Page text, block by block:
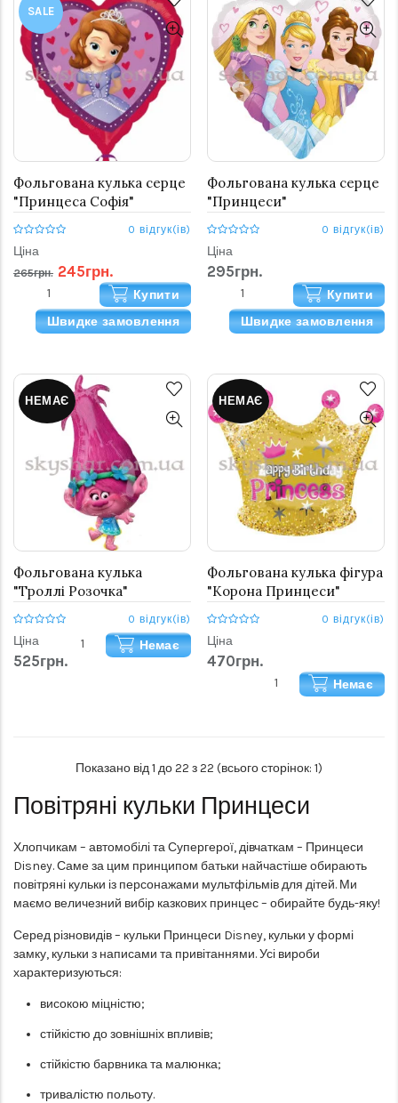
SALE
Фольгована кулька серце
"Принцеса Софія"
0 відгук(ів)
Ціна
265грн. 245грн.
Купити
Швидке замовлення
Фольгована кулька серце
"Принцеси"
0 відгук(ів)
Ціна
295грн.
Купити
Швидке замовлення
НЕМАЄ
Фольгована кулька
"Троллі Розочка"
0 відгук(ів)
Ціна
525грн.
Немає
НЕМАЄ
Фольгована кулька фігура
"Корона Принцеси"
0 відгук(ів)
Ціна
470грн.
Немає
Показано від 1 до 22 з 22 (всього сторінок: 1)
Повітряні кульки Принцеси
Хлопчикам – автомобілі та Супергерої, дівчаткам – Принцеси
Disney. Саме за цим принципом батьки найчастіше обирають
повітряні кульки із персонажами мультфільмів для дітей. Ми
маємо величезний вибір казкових принцес – обирайте будь-яку!
Серед різновидів – кульки Принцеси Disney, кульки у формі
замку, кульки з написами та привітаннями. Усі вироби
характеризуються:
високою міцністю;
стійкістю до зовнішніх впливів;
стійкістю барвника та малюнка;
тривалістю польоту.